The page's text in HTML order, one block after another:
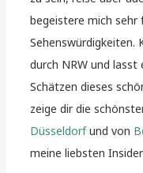
begeistere mich sehr
Sehenswürdigkeiten.
durch NRW und
Schätzen dieses
zeige dir die
Düsseldorfund von
meine liebsten